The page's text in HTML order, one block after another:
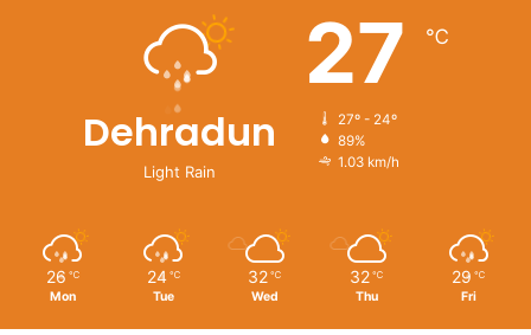
Dehradun
Light Rain
27 ℃
27º - 24º
89%
1.03 km/h
26 ℃
Mon
24 ℃
Tue
32 ℃
Wed
32 ℃
Thu
29 ℃
Fri